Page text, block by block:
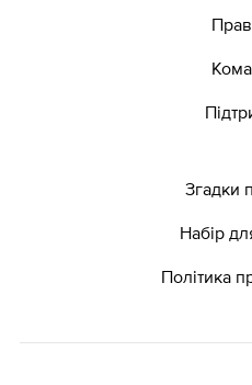
Згадки
Набір
Політика